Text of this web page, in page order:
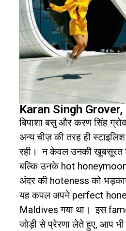
Karan Singh
बिपाशा बसु और करण सिंह
अन्य चीज़ की तरह ही
रही। न केवल उनकी खूबसूरत
बल्कि उनकेhot
अंदर की hotenessको
यह कपल अपनेperfect
Maldivesगया था। इस
जोड़ी से प्रेरणा लेते हुए, आप भी